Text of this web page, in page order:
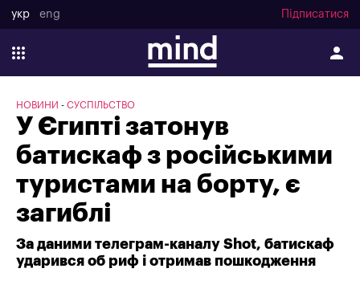
укр eng Підписатися
НОВИНИ СУСПІЛЬСТВО
У Єгипті затонув
батискаф з російськими
туристами на борту, є
загиблі
За даними телеграм-каналу Shot, батискаф
ударився об риф і отримав пошкодження